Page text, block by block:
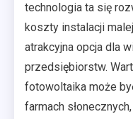
technologia ta się
koszty instalacji
atrakcyjna opcja dla
przedsiębiorstw.
fotowoltaika może
farmach